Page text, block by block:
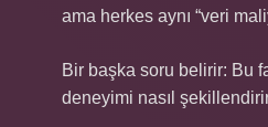
ama herkes aynı “veri
Bir başka soru belirir: Bu
deneyimi nasıl